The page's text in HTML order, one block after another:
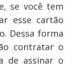
se você tem
esse cartão
Dessa forma
contratar o
de assinar o